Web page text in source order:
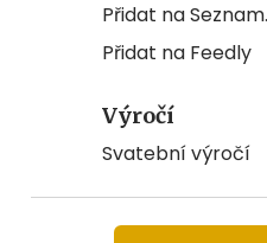
Přidat na
Přidat na Feedly
Výročí
Svatební výročí